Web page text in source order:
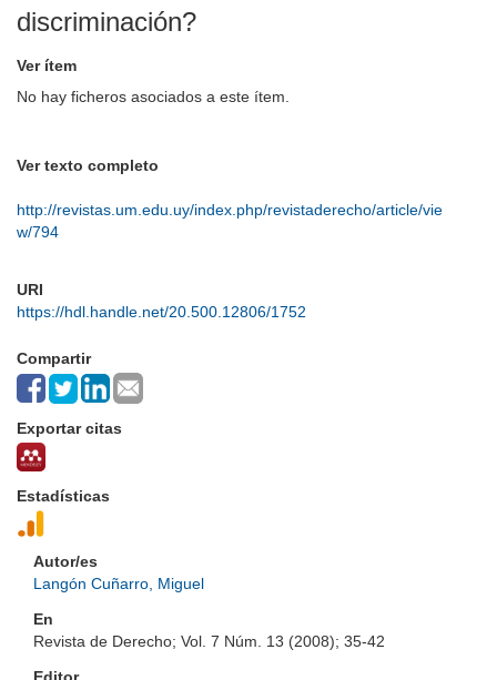
discriminación?
Ver ítem
No hay ficheros asociados a este ítem.
Ver texto completo
http://revistas.um.edu.uy/index.php/revistaderecho/article/vie
w/794
URI
https://hdl.handle.net/20.500.12806/1752
Compartir
Exportar citas
Estadísticas
Autor/es
Langón Cuñarro, Miguel
En
Revista de Derecho; Vol. 7 Núm. 13 (2008); 35-42